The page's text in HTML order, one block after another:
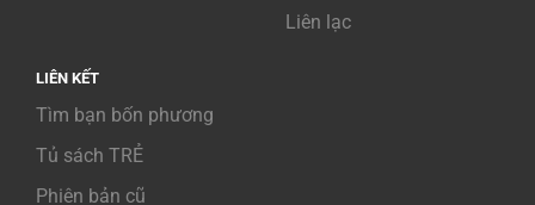
Liên lạc
LIÊN KẾT
Tìm bạn bốn phương
Tủ sách TRẺ
Phiên bản cũ